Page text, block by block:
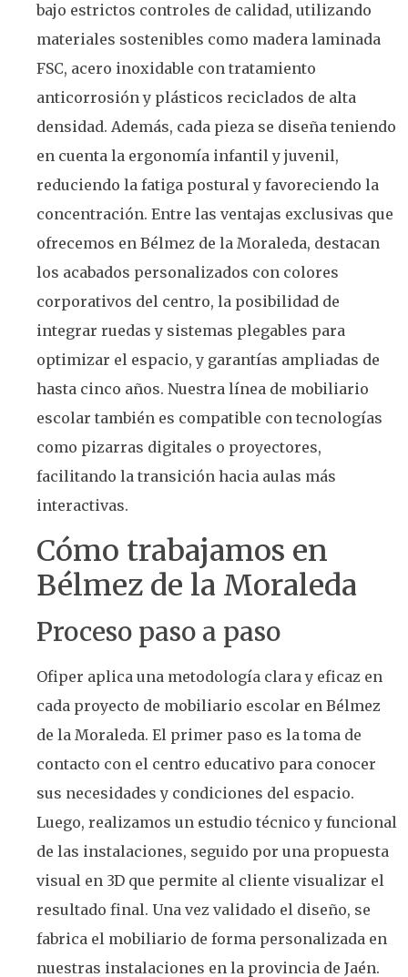
bajo estrictos controles de calidad, utilizando
materiales sostenibles como madera laminada
FSC, acero inoxidable con tratamiento
anticorrosión y plásticos reciclados de alta
densidad. Además, cada pieza se diseña teniendo
en cuenta la ergonomía infantil y juvenil,
reduciendo la fatiga postural y favoreciendo la
concentración. Entre las ventajas exclusivas que
ofrecemos en Bélmez de la Moraleda, destacan
los acabados personalizados con colores
corporativos del centro, la posibilidad de
integrar ruedas y sistemas plegables para
optimizar el espacio, y garantías ampliadas de
hasta cinco años. Nuestra línea de mobiliario
escolar también es compatible con tecnologías
como pizarras digitales o proyectores,
facilitando la transición hacia aulas más
interactivas.
Cómo trabajamos en
Bélmez de la Moraleda
Proceso paso a paso
Ofiper aplica una metodología clara y eficaz en
cada proyecto de mobiliario escolar en Bélmez
de la Moraleda. El primer paso es la toma de
contacto con el centro educativo para conocer
sus necesidades y condiciones del espacio.
Luego, realizamos un estudio técnico y funcional
de las instalaciones, seguido por una propuesta
visual en 3D que permite al cliente visualizar el
resultado final. Una vez validado el diseño, se
fabrica el mobiliario de forma personalizada en
nuestras instalaciones en la provincia de Jaén.